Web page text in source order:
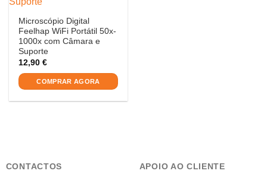
Microscópio Digital
Feelhap WiFi Portátil 50x-
1000x com Câmara e
Suporte
12,90€
COMPRAR AGORA
CONTACTOS APOIO AO CLIENTE